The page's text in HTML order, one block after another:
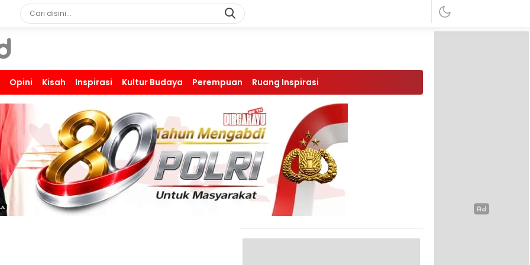
Opini Kisah Inspirasi Kultur Budaya Perempuan Ruang Inspirasi